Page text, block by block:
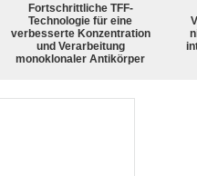
Fortschrittliche TFF-
Technologie für eine
verbesserte Konzentration
und Verarbeitung
monoklonaler Antikörper